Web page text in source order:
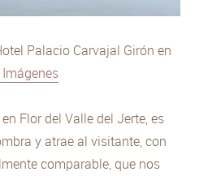
Palacio Carvajal Girón en
Flor del Valle del Jerte, es
y atrae al visitante, con
comparable, que nos